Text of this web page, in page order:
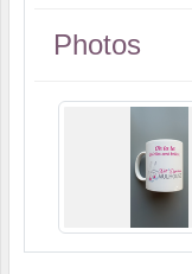
Photos